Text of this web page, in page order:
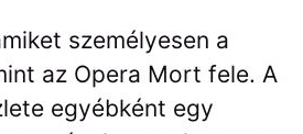
személyesen a
az Opera Mort fele. A
egyébként egy